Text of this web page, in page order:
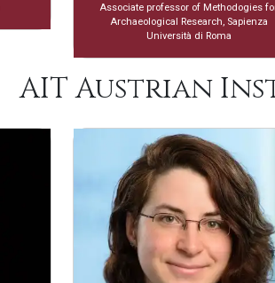
Associate professor of Methodogies
Archaeological Research, Sapienza
Università di Roma
AIT Austrian